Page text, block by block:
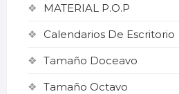
MATERIAL P.O.P
Calendarios De Escritorio
Tamaño Doceavo
Tamaño Octavo